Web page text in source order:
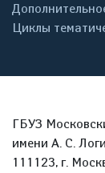
Циклы
ГБУЗ
имени А. С.
111123, г.